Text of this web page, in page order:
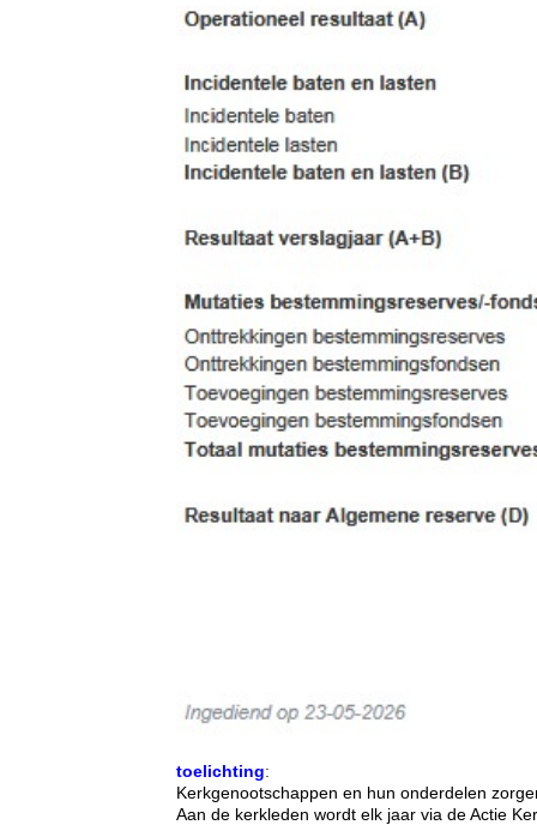
toelichting:
Kerkgenootschappen en hun onderdelen
Aan de kerkleden wordt elk jaar via de Actie